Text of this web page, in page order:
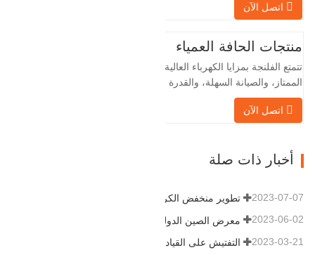
السنوي للمطروقات 30,000 طن. بشكل
رئيسي في السيارات والآلات الهيدروليكية
وتوليد طاقة الرياح وقطع…
اتصل الآن
منتجات الحافة العمياء
تتمتع الفلنجة بمزايا الكهرباء العالية، والختم
الممتاز، والصيانة السهلة، والقدرة على
التكيف القوية وقابلية إعادة الاستخدام، مما
يجعلها عاملاً أساسيًا وأساسيًا في نظام
الداخلي 57.76 القطر الخارجي 304.…
اتصل الآن
أخبار ذات صلة
تطوير منخفض الكربون وعالي الجودة 2023-07-07
معرض الصين الدولي للبترول 2023-06-02
التفتيش على القيادة 2023-03-21